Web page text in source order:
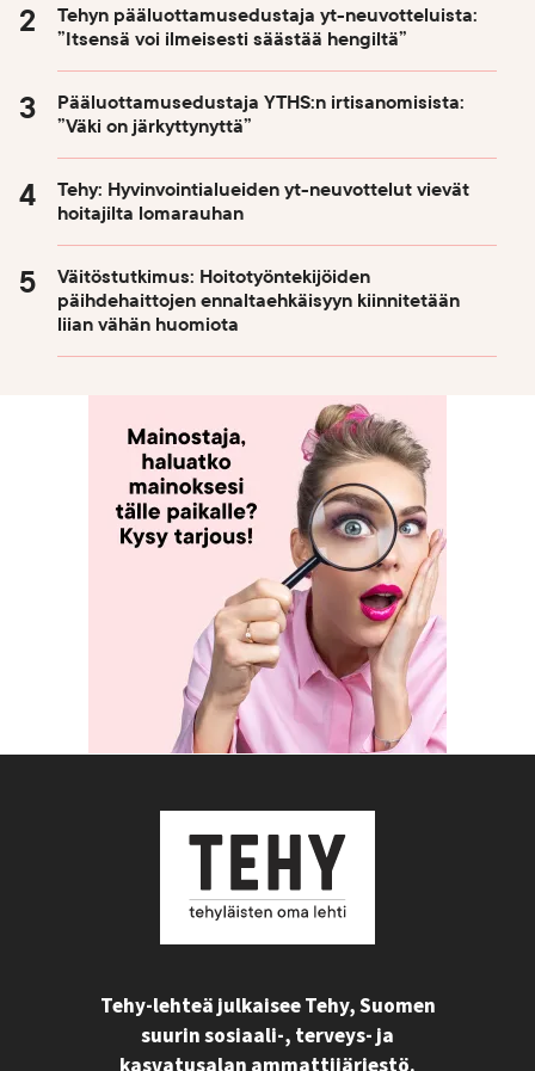
Tehyn pääluottamusedustaja yt-neuvotteluista:
”Itsensä voi ilmeisesti säästää hengiltä”
Pääluottamusedustaja YTHS:n irtisanomisista:
”Väki on järkyttynyttä”
Tehy: Hyvinvointialueiden yt-neuvottelut vievät
hoitajilta lomarauhan
Väitöstutkimus: Hoitotyöntekijöiden
päihdehaittojen ennaltaehkäisyyn kiinnitetään
liian vähän huomiota
Tehy-lehteä julkaisee Tehy, Suomen
suurin sosiaali-, terveys- ja